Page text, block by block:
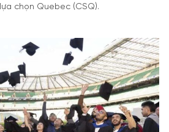
chọn Quebec (CSQ).